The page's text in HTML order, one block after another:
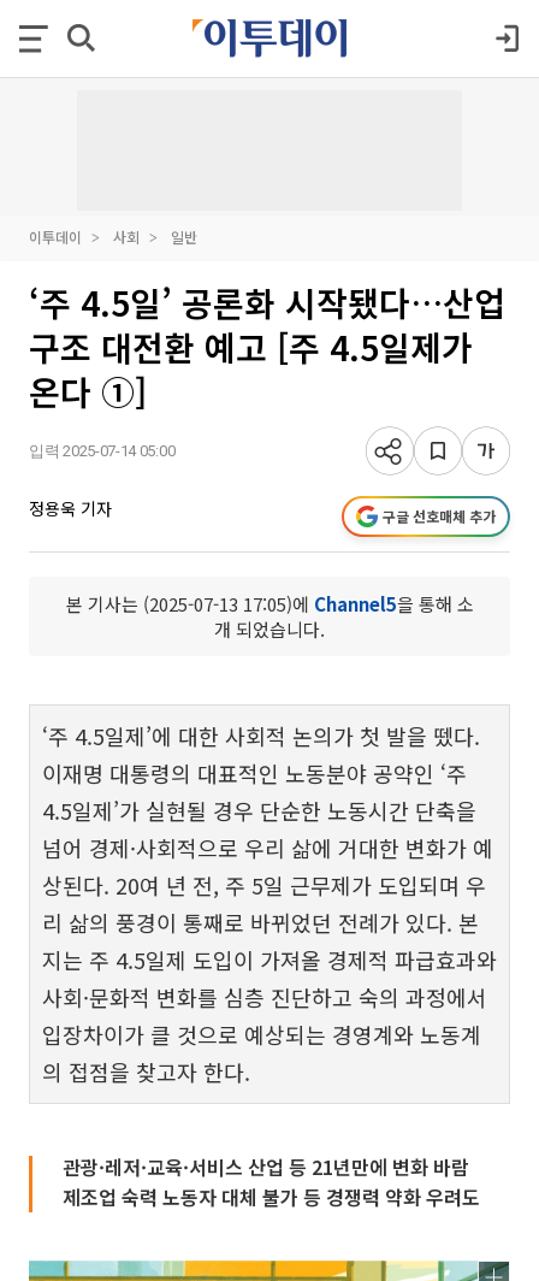
이투데이 사회 일반
‘주 4.5일’ 공론화 시작됐다…산업
구조 대전환 예고 [주 4.5일제가
온다 ①]
입력 2025-07-14 05:00
정용욱 기자 구글 선호매체 추가
본 기사는 (2025-07-13 17:05)에 Channel5을 통해 소
개 되었습니다.
‘주 4.5일제’에 대한 사회적 논의가 첫 발을 뗐다.
이재명 대통령의 대표적인 노동분야 공약인 ‘주
4.5일제’가 실현될 경우 단순한 노동시간 단축을
넘어 경제·사회적으로 우리 삶에 거대한 변화가 예
상된다. 20여 년 전, 주 5일 근무제가 도입되며 우
리 삶의 풍경이 통째로 바뀌었던 전례가 있다. 본
지는 주 4.5일제 도입이 가져올 경제적 파급효과와
사회·문화적 변화를 심층 진단하고 숙의 과정에서
입장차이가 클 것으로 예상되는 경영계와 노동계
의 접점을 찾고자 한다.
관광·레저·교육·서비스 산업 등 21년만에 변화 바람
제조업 숙력 노동자 대체 불가 등 경쟁력 약화 우려도